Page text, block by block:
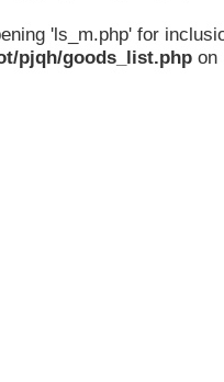
'ls_m.php' for
pjqh/goods_list.php on